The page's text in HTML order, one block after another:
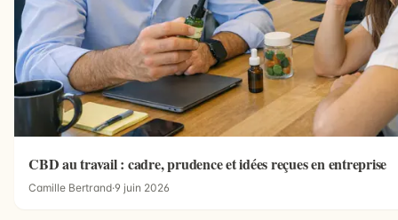
CBD au travail : cadre, prudence et idées reçues en entreprise
Camille Bertrand·9 juin 2026